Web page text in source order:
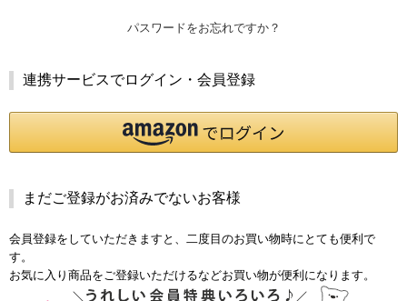
パスワードをお忘れですか？
連携サービスでログイン・会員登録
まだご登録がお済みでないお客様
会員登録をしていただきますと、二度目のお買い物時にとても便利で
す。
お気に入り商品をご登録いただけるなどお買い物が便利になります。